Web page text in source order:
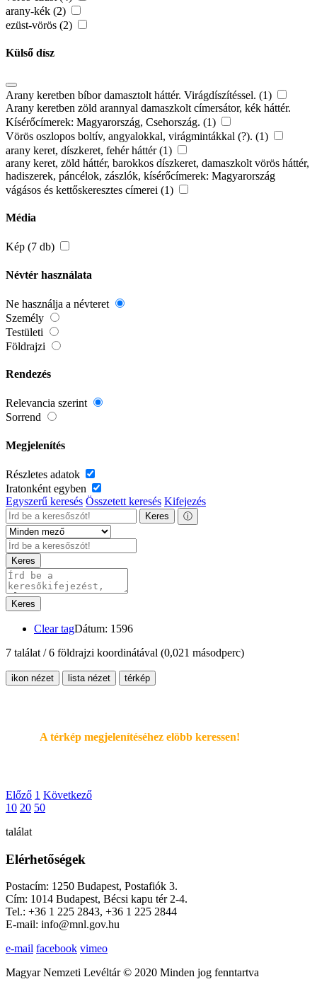
arany-kék (2)
ezüst-vörös (2)
Külső dísz
Arany keretben bíbor damasztolt háttér. Virágdíszítéssel. (1)
Arany keretben zöld arannyal damaszkolt címersátor, kék háttér.
Kísérőcímerek: Magyarország, Csehország. (1)
Vörös oszlopos boltív, angyalokkal, virágmintákkal (?). (1)
arany keret, díszkeret, fehér háttér (1)
arany keret, zöld háttér, barokkos díszkeret, damaszkolt vörös háttér,
hadiszerek, páncélok, zászlók, kísérőcímerek: Magyarország
vágásos és kettőskeresztes címerei (1)
Média
Kép (7 db)
Névtér használata
Ne használja a névteret
Személy
Testületi
Földrajzi
Rendezés
Relevancia szerint
Sorrend
Megjelenítés
Részletes adatok
Iratonként egyben
Egyszerű keresés Összetett keresés Kifejezés
Keres ⓘ
Keres
Keres
Clear tagDátum: 1596
7 találat / 6 földrajzi koordinátával (0,021 másodperc)
ikon nézet lista nézet térkép
A térkép megjelenítéséhez elöbb keressen!
Előző 1 Következő
10 20 50
találat
Elérhetőségek
Postacím: 1250 Budapest, Postafiók 3.
Cím: 1014 Budapest, Bécsi kapu tér 2-4.
Tel.: +36 1 225 2843, +36 1 225 2844
E-mail: info@mnl.gov.hu
e-mail facebook vimeo
Magyar Nemzeti Levéltár © 2020 Minden jog fenntartva